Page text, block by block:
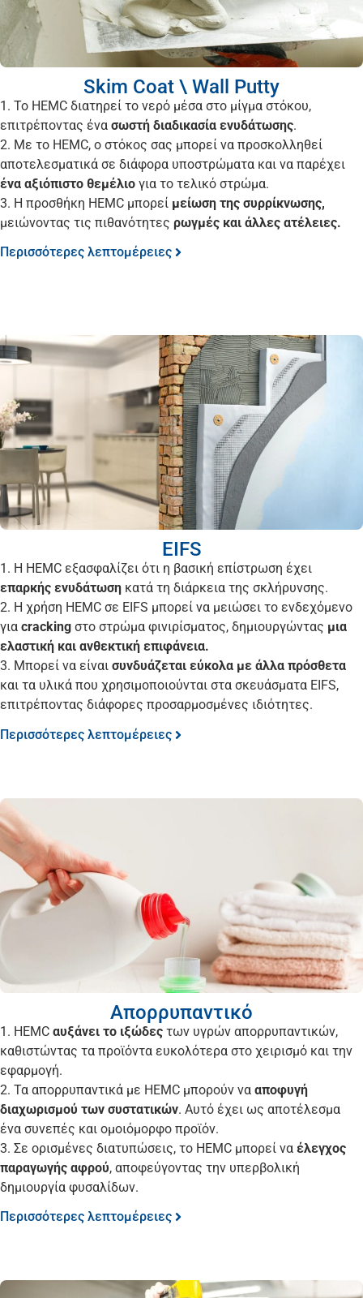
Skim Coat \ Wall Putty
1. Το HEMC διατηρεί το νερό μέσα στο μίγμα στόκου,
επιτρέποντας ένα σωστή διαδικασία ενυδάτωσης.
2. Με το HEMC, ο στόκος σας μπορεί να προσκολληθεί
αποτελεσματικά σε διάφορα υποστρώματα και να παρέχει
ένα αξιόπιστο θεμέλιο για το τελικό στρώμα.
3. Η προσθήκη HEMC μπορεί μείωση της συρρίκνωσης,
μειώνοντας τις πιθανότητες ρωγμές και άλλες ατέλειες.
Περισσότερες λεπτομέρειες
EIFS
1. Η HEMC εξασφαλίζει ότι η βασική επίστρωση έχει
επαρκής ενυδάτωση κατά τη διάρκεια της σκλήρυνσης.
2. Η χρήση HEMC σε EIFS μπορεί να μειώσει το ενδεχόμενο
για cracking στο στρώμα φινιρίσματος, δημιουργώντας μια
ελαστική και ανθεκτική επιφάνεια.
3. Μπορεί να είναι συνδυάζεται εύκολα με άλλα πρόσθετα
και τα υλικά που χρησιμοποιούνται στα σκευάσματα EIFS,
επιτρέποντας διάφορες προσαρμοσμένες ιδιότητες.
Περισσότερες λεπτομέρειες
Απορρυπαντικό
1. HEMC αυξάνει το ιξώδες των υγρών απορρυπαντικών,
καθιστώντας τα προϊόντα ευκολότερα στο χειρισμό και την
εφαρμογή.
2. Τα απορρυπαντικά με HEMC μπορούν να αποφυγή
διαχωρισμού των συστατικών. Αυτό έχει ως αποτέλεσμα
ένα συνεπές και ομοιόμορφο προϊόν.
3. Σε ορισμένες διατυπώσεις, το HEMC μπορεί να έλεγχος
παραγωγής αφρού, αποφεύγοντας την υπερβολική
δημιουργία φυσαλίδων.
Περισσότερες λεπτομέρειες